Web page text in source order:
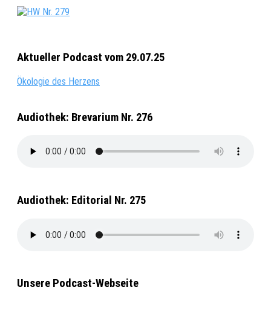
Aktueller Podcast vom 29.07.25
Ökologie des Herzens
Audiothek: Brevarium Nr. 276
Audiothek: Editorial Nr. 275
Unsere Podcast-Webseite